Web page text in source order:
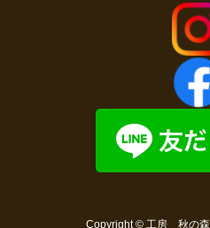
Copyright © 工房 秋の森